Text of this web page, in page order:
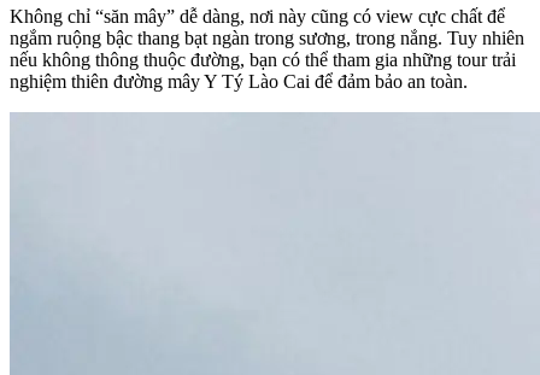
Không chỉ “săn mây” dễ dàng, nơi này cũng có view cực chất để
ngắm ruộng bậc thang bạt ngàn trong sương, trong nắng. Tuy nhiên
nếu không thông thuộc đường, bạn có thể tham gia những tour trải
nghiệm thiên đường mây Y Tý Lào Cai để đảm bảo an toàn.